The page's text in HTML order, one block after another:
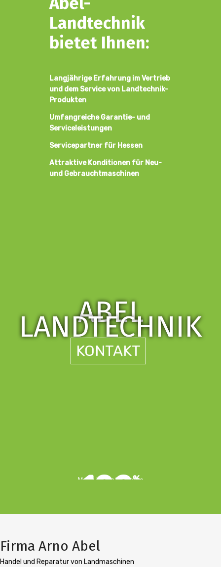
Landtechnik
bietet Ihnen:
Langjährige Erfahrung im Vertrieb
und dem Service von Landtechnik-
Produkten
Umfangreiche Garantie- und
Serviceleistungen
Servicepartner für Hessen
Attraktive Konditionen für Neu-
und Gebrauchtmaschinen
ABEL
LANDTECHNIK
KONTAKT
100%
Made in East-Europe
Firma Arno Abel
Handel und Reparatur von Landmaschinen